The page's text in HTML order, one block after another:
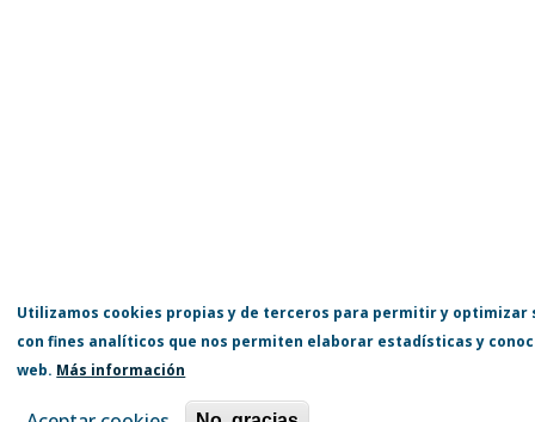
Utilizamos cookies propias y de terceros para permitir y optimizar
con fines analíticos que nos permiten elaborar estadísticas y
web. Más información